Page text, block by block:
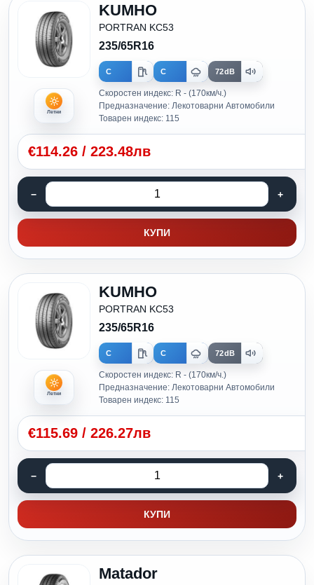
Летни
KUMHO
PORTRAN KC53
235/65R16
C C 72dB
Скоростен индекс: R - (170км/ч.)
Предназначение: Лекотоварни Автомобили
Товарен индекс: 115
€114.26 / 223.48лв
КУПИ
Летни
KUMHO
PORTRAN KC53
235/65R16
C C 72dB
Скоростен индекс: R - (170км/ч.)
Предназначение: Лекотоварни Автомобили
Товарен индекс: 115
€115.69 / 226.27лв
КУПИ
Matador